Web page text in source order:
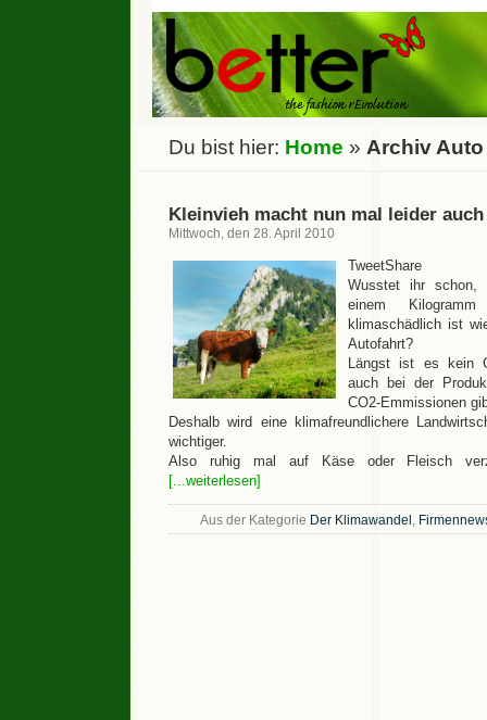
Du bist hier: Home » Archiv Auto
Kleinvieh macht nun mal leider
Mittwoch, den 28. April 2010
TweetShare
Wusstet ihr schon,
einem
klimaschädlich ist
Autofahrt?
Längst ist es kein
auch bei der
CO2-Emmissionen
Deshalb wird eine klimafreundlichere
wichtiger.
Also ruhig mal auf Käse oder Fleisch
[...weiterlesen]
Aus der Kategorie Der Klimawandel ,